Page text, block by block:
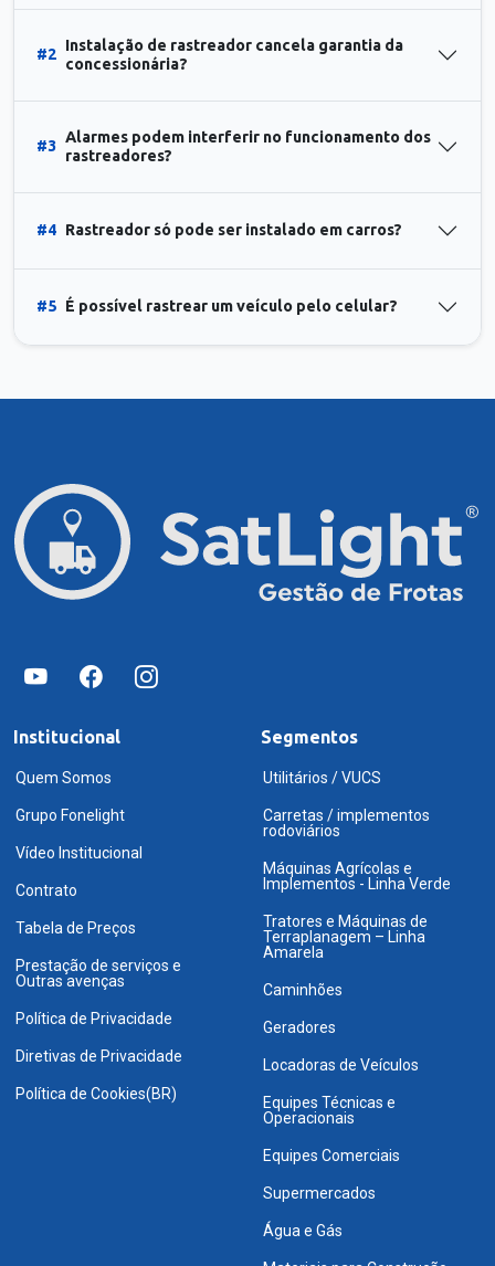
#2
Instalação de rastreador cancela garantia da
concessionária?
#3
Alarmes podem interferir no funcionamento dos
rastreadores?
#4 Rastreador só pode ser instalado em carros?
#5 É possível rastrear um veículo pelo celular?
Institucional
Quem Somos
Grupo Fonelight
Vídeo Institucional
Contrato
Tabela de Preços
Prestação de serviços e
Outras avenças
Política de Privacidade
Diretivas de Privacidade
Política de Cookies(BR)
Segmentos
Utilitários / VUCS
Carretas / implementos
rodoviários
Máquinas Agrícolas e
Implementos - Linha Verde
Tratores e Máquinas de
Terraplanagem – Linha
Amarela
Caminhões
Geradores
Locadoras de Veículos
Equipes Técnicas e
Operacionais
Equipes Comerciais
Supermercados
Água e Gás